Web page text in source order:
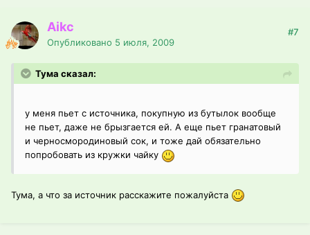
Aikc
Опубликовано 5 июля, 2009
#7
Тума сказал:
у меня пьет с источника, покупную из бутылок вообще
не пьет, даже не брызгается ей. А еще пьет гранатовый
и черносмородиновый сок, и тоже дай обязательно
попробовать из кружки чайку
Тума, а что за источник расскажите пожалуйста